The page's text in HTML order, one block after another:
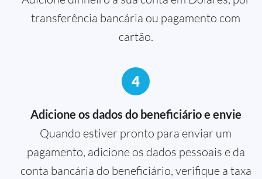
transferência bancária ou pagamento com
cartão.
4
Adicione os dados do beneficiário e envie
Quando estiver pronto para enviar um
pagamento, adicione os dados pessoais e da
conta bancária do beneficiário, verifique a taxa